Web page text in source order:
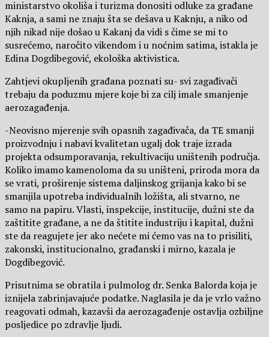
ministarstvo okoliša i turizma donositi odluke za građane
Kaknja, a sami ne znaju šta se dešava u Kaknju, a niko od
njih nikad nije došao u Kakanj da vidi s čime se mi to
susrećemo, naročito vikendom i u noćnim satima, istakla je
Edina Dogdibegović, ekološka aktivistica.
Zahtjevi okupljenih građana poznati su- svi zagađivači
trebaju da poduzmu mjere koje bi za cilj imale smanjenje
aerozagađenja.
-Neovisno mjerenje svih opasnih zagađivača, da TE smanji
proizvodnju i nabavi kvalitetan ugalj dok traje izrada
projekta odsumporavanja, rekultivaciju uništenih područja.
Koliko imamo kamenoloma da su uništeni, priroda mora da
se vrati, proširenje sistema daljinskog grijanja kako bi se
smanjila upotreba individualnih ložišta, ali stvarno, ne
samo na papiru. Vlasti, inspekcije, institucije, dužni ste da
zaštitite građane, a ne da štitite industriju i kapital, dužni
ste da reagujete jer ako nećete mi ćemo vas na to prisiliti,
zakonski, institucionalno, građanski i mirno, kazala je
Dogdibegović.
Prisutnima se obratila i pulmolog dr. Senka Balorda koja je
iznijela zabrinjavajuće podatke. Naglasila je da je vrlo važno
reagovati odmah, kazavši da aerozagađenje ostavlja ozbiljne
posljedice po zdravlje ljudi.